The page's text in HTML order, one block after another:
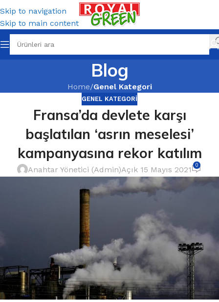
Skip to navigation
Skip to main content
Blog
Home/Genel Kategori
GENEL KATEGORI
Fransa’da devlete karşı
başlatılan ‘asrın meselesi’
kampanyasına rekor katılım
Anahtar Yönetici (Admin)Açık 15 Mayıs 2021 0